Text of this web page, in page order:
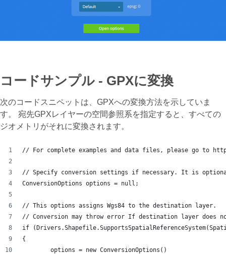
コードサンプル - GPXに変換
次のコードスニペットは、GPXへの変換方法を示していま
す。 宛先GPXレイヤーの空間参照系を指定すると、すべての
ジオメトリがそれに変換されます。
// For complete examples and data files, please go to
// Specify conversion settings if necessary. It is
ConversionOptions options = null;
// This options assigns Wgs84 to the destination layer.
// Conversion may throw error If destination layer does
if
{
	options = new ConversionOptions()